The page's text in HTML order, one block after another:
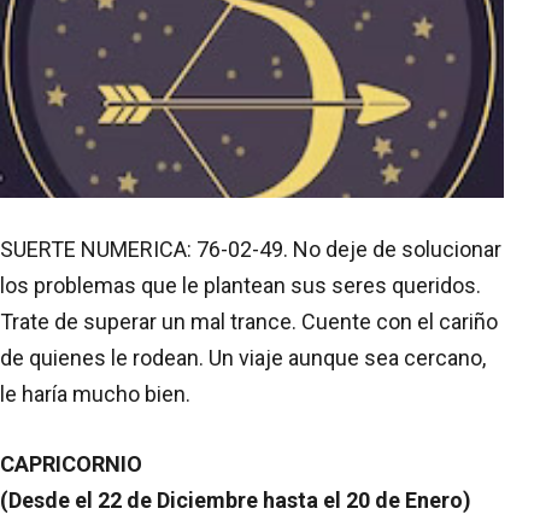
SUERTE NUMERICA: 76-02-49. No deje de solucionar
los problemas que le plantean sus seres queridos.
Trate de superar un mal trance. Cuente con el cariño
de quienes le rodean. Un viaje aunque sea cercano,
le haría mucho bien.
CAPRICORNIO
(Desde el 22 de Diciembre hasta el 20 de Enero)